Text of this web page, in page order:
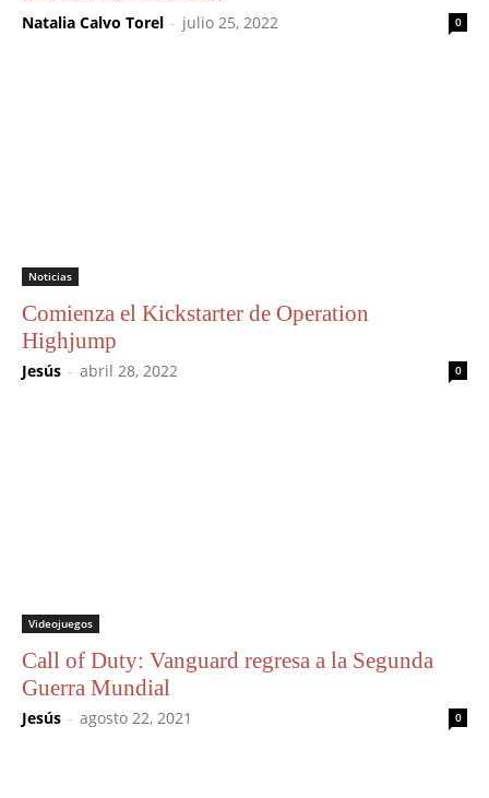
Natalia Calvo Torel - julio 25, 2022 0
Noticias
Comienza el Kickstarter de Operation
Highjump
Jesús - abril 28, 2022 0
Videojuegos
Call of Duty: Vanguard regresa a la Segunda
Guerra Mundial
Jesús - agosto 22, 2021 0